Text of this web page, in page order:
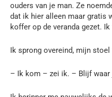
ouders van je man. Ze
dat ik hier alleen maar gratis
koffer op de veranda gezet.
Ik sprong overeind, mijn
– Ik kom – zei ik. – Blijf waar